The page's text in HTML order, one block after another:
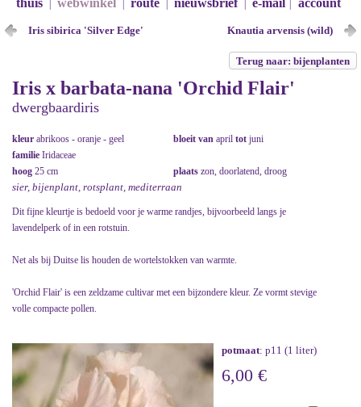
thuis webwinkel route nieuwsbrief e-mail account
Iris sibirica 'Silver Edge' Knautia arvensis (wild)
Terug naar: bijenplanten
Iris x barbata-nana 'Orchid Flair'
dwergbaardiris
kleur abrikoos - oranje - geel bloeit van april tot juni
familie Iridaceae
hoog 25 cm plaats zon, doorlatend, droog
sier, bijenplant, rotsplant, mediterraan
Dit fijne kleurtje is bedoeld voor je warme randjes, bijvoorbeeld langs je
lavendelperk of in een rotstuin.
Net als bij Duitse lis houden de wortelstokken van warmte.
'Orchid Flair' is een zeldzame cultivar met een bijzondere kleur. Ze vormt stevige
volle compacte pollen.
potmaat: p11 (1 liter)
6,00 €